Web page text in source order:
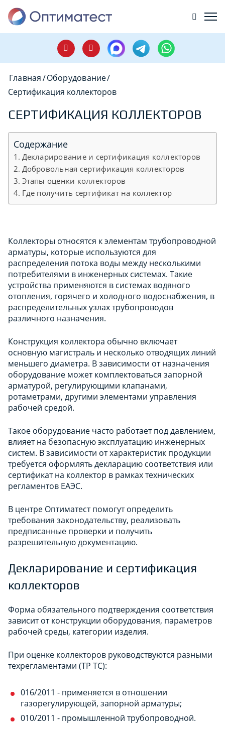
Главная/Оборудование/
Сертификация коллекторов
СЕРТИФИКАЦИЯ КОЛЛЕКТОРОВ
Содержание
Декларирование и сертификация коллекторов
Добровольная сертификация коллекторов
Этапы оценки коллекторов
Где получить сертификат на коллектор
Коллекторы относятся к элементам трубопроводной
арматуры, которые используются для
распределения потока воды между несколькими
потребителями в инженерных системах. Такие
устройства применяются в системах водяного
отопления, горячего и холодного водоснабжения, в
распределительных узлах трубопроводов
различного назначения.
Конструкция коллектора обычно включает
основную магистраль и несколько отводящих линий
меньшего диаметра. В зависимости от назначения
оборудование может комплектоваться запорной
арматурой, регулирующими клапанами,
ротаметрами, другими элементами управления
рабочей средой.
Такое оборудование часто работает под давлением,
влияет на безопасную эксплуатацию инженерных
систем. В зависимости от характеристик продукции
требуется оформлять декларацию соответствия или
сертификат на коллектор в рамках технических
регламентов ЕАЭС.
В центре Оптиматест помогут определить
требования законодательству, реализовать
предписанные проверки и получить
разрешительную документацию.
Декларирование и сертификация
коллекторов
Форма обязательного подтверждения соответствия
зависит от конструкции оборудования, параметров
рабочей среды, категории изделия.
При оценке коллекторов руководствуются разными
техрегламентами (ТР ТС):
016/2011 - применяется в отношении
газорегулирующей, запорной арматуры;
010/2011 - промышленной трубопроводной.